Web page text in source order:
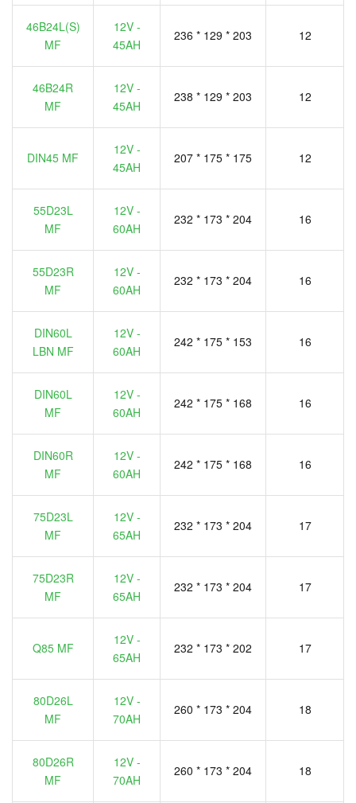
46B24L(S)
MF
12V -
45AH
236 * 129 * 203 12
46B24R
MF
12V -
45AH
238 * 129 * 203 12
DIN45 MF
12V -
45AH
207 * 175 * 175 12
55D23L
MF
12V -
60AH
232 * 173 * 204 16
55D23R
MF
12V -
60AH
232 * 173 * 204 16
DIN60L
LBN MF
12V -
60AH
242 * 175 * 153 16
DIN60L
MF
12V -
60AH
242 * 175 * 168 16
DIN60R
MF
12V -
60AH
242 * 175 * 168 16
75D23L
MF
12V -
65AH
232 * 173 * 204 17
75D23R
MF
12V -
65AH
232 * 173 * 204 17
Q85 MF
12V -
65AH
232 * 173 * 202 17
80D26L
MF
12V -
70AH
260 * 173 * 204 18
80D26R
MF
12V -
70AH
260 * 173 * 204 18